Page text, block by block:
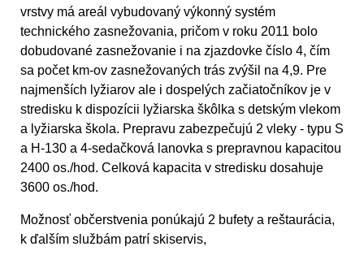
vrstvy má areál vybudovaný výkonný systém
technického zasnežovania, pričom v roku 2011 bolo
dobudované zasnežovanie i na zjazdovke číslo 4, čím
sa počet km-ov zasnežovaných trás zvýšil na 4,9. Pre
najmenších lyžiarov ale i dospelých začiatočníkov je v
stredisku k dispozícii lyžiarska škôlka s detským vlekom
a lyžiarska škola. Prepravu zabezpečujú 2 vleky - typu S
a H-130 a 4-sedačková lanovka s prepravnou kapacitou
2400 os./hod. Celková kapacita v stredisku dosahuje
3600 os./hod.
Možnosť občerstvenia ponúkajú 2 bufety a reštaurácia,
k ďalším službám patrí skiservis,